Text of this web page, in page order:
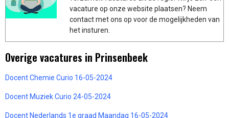
vacature op onze website plaatsen? Neem
contact met ons op voor de mogelijkheden van
het insturen.
Overige vacatures in Prinsenbeek
Docent Chemie Curio 16-05-2024
Docent Muziek Curio 24-05-2024
Docent Nederlands 1e graad Maandag 16-05-2024